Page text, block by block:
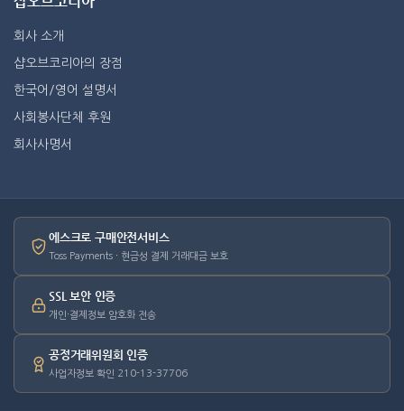
회사 소개
샵오브코리아의 장점
한국어/영어 설명서
사회봉사단체 후원
회사사명서
에스크로 구매안전서비스
Toss Payments · 현금성 결제 거래대금 보호
SSL 보안 인증
개인·결제정보 암호화 전송
공정거래위원회 인증
사업자정보 확인 210-13-37706